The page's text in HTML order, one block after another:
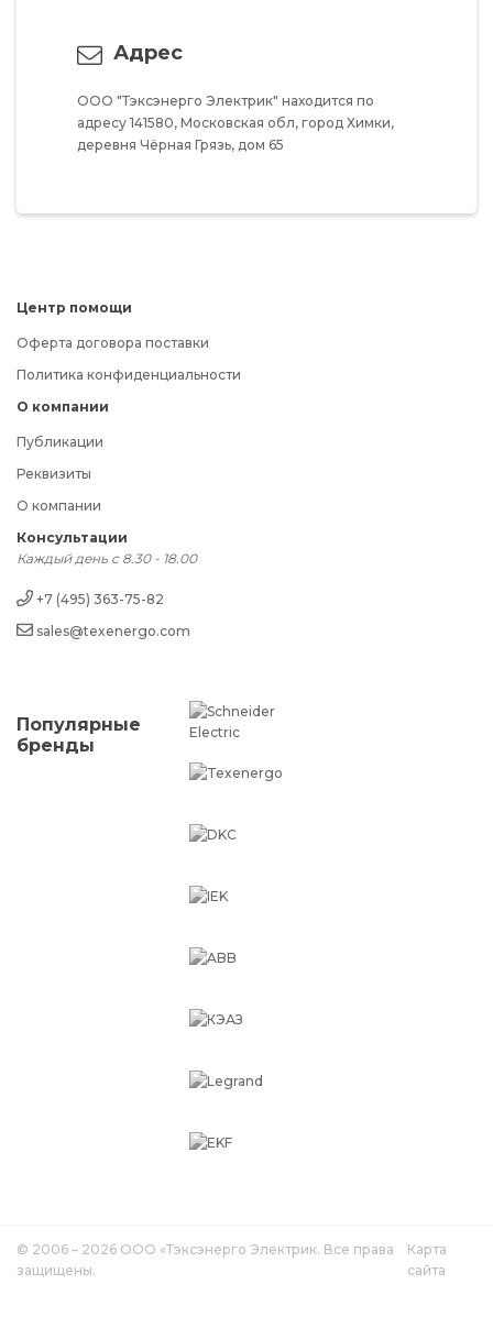
Адрес
ООО "Тэксэнерго Электрик" находится по
адресу 141580, Московская обл, город Химки,
деревня Чёрная Грязь, дом 65
Центр помощи
Оферта договора поставки
Политика конфиденциальности
О компании
Публикации
Реквизиты
О компании
Консультации
Каждый день с 8.30 - 18.00
+7 (495) 363-75-82
sales@texenergo.com
Популярные
бренды
© 2006 – 2026 ООО «Тэксэнерго Электрик. Все права
защищены.
Карта
сайта